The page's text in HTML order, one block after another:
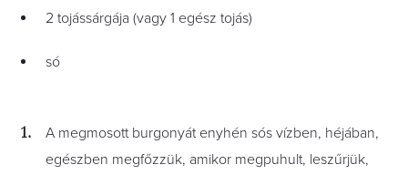
2 tojássárgája (vagy 1 egész tojás)
só
A megmosott burgonyát enyhén sós vízben, héjában,
egészben megfőzzük, amikor megpuhult, leszűrjük,